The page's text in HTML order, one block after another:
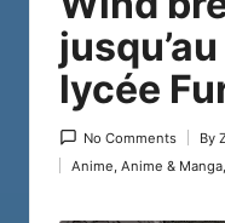
lycée
No Comments
by
By
Posted
Anime Anime & Manga,